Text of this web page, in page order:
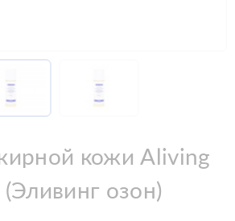
кожи Aliving
озон)